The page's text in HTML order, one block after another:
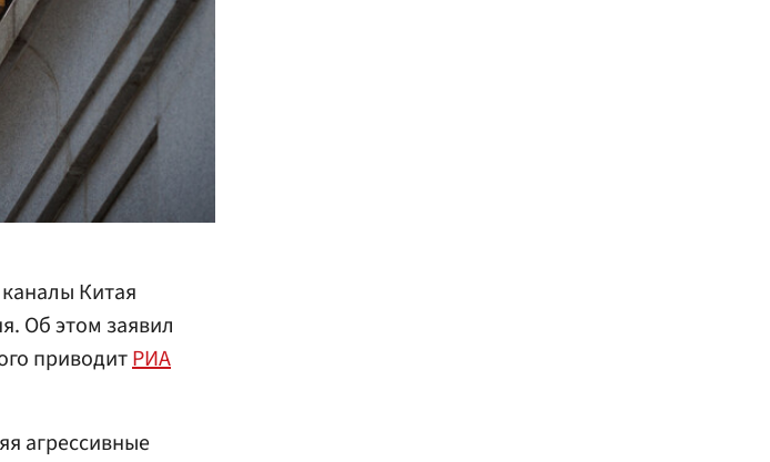
Китая
Об этом заявил
приводитРИА
агрессивные